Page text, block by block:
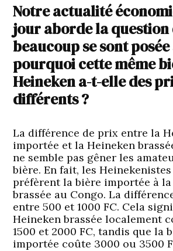
Notre actualité
jour aborde la question
beaucoup se sont
pourquoi cette même
Heineken a-t-elle des
différents ?
La différence de prix entre la
importée et la Heineken
ne semble pas gêner les
bière. En fait, les
préfèrent la bière importée à
brassée au Congo. La
entre 500 et 1000 FC. Cela
Heineken brassée localement
1500 et 2000 FC, tandis que la
importée coûte 3000 ou 3500